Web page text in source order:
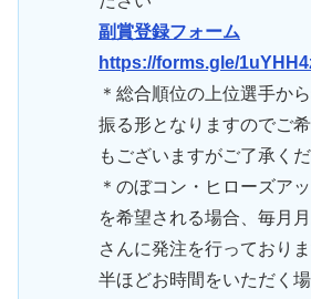
副賞登録フォーム
https://forms.gle/
＊総合順位の上位選手か
振る形となりますのでご
もございますがご了承くだ
＊のぼコン・ヒローズア
を希望される場合、毎月
さんに発注を行っており
半ほどお時間をいただく